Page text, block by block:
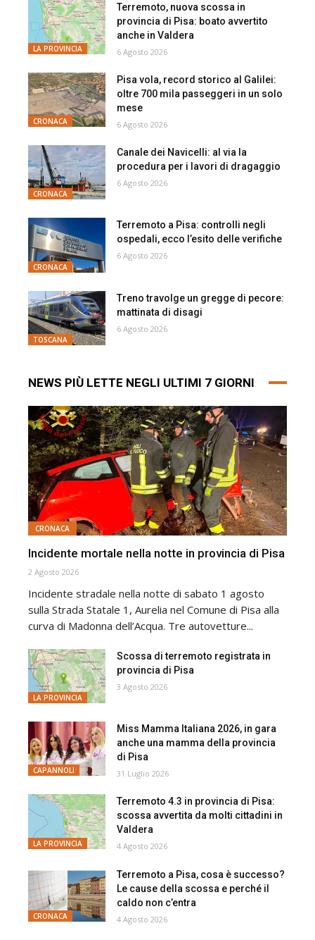
LA PROVINCIA
Terremoto, nuova scossa in
provincia di Pisa: boato avvertito
anche in Valdera
6 Agosto 2026
CRONACA
Pisa vola, record storico al Galilei:
oltre 700 mila passeggeri in un solo
mese
6 Agosto 2026
CRONACA
Canale dei Navicelli: al via la
procedura per i lavori di dragaggio
6 Agosto 2026
CRONACA
Terremoto a Pisa: controlli negli
ospedali, ecco l’esito delle verifiche
6 Agosto 2026
TOSCANA
Treno travolge un gregge di pecore:
mattinata di disagi
6 Agosto 2026
NEWS PIÙ LETTE NEGLI ULTIMI 7 GIORNI
CRONACA
Incidente mortale nella notte in provincia di Pisa
2 Agosto 2026
Incidente stradale nella notte di sabato 1 agosto
sulla Strada Statale 1, Aurelia nel Comune di Pisa alla
curva di Madonna dell’Acqua. Tre autovetture...
LA PROVINCIA
Scossa di terremoto registrata in
provincia di Pisa
3 Agosto 2026
CAPANNOLI
Miss Mamma Italiana 2026, in gara
anche una mamma della provincia
di Pisa
31 Luglio 2026
LA PROVINCIA
Terremoto 4.3 in provincia di Pisa:
scossa avvertita da molti cittadini in
Valdera
4 Agosto 2026
CRONACA
Terremoto a Pisa, cosa è successo?
Le cause della scossa e perché il
caldo non c’entra
4 Agosto 2026